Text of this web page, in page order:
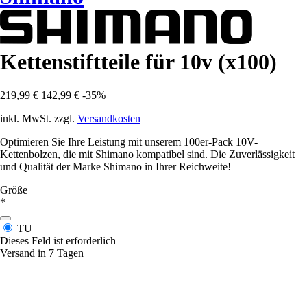
Kettenstiftteile für 10v (x100)
219,99 € 142,99 € -35%
inkl. MwSt. zzgl. Versandkosten
Optimieren Sie Ihre Leistung mit unserem 100er-Pack 10V-
Kettenbolzen, die mit Shimano kompatibel sind. Die Zuverlässigkeit
und Qualität der Marke Shimano in Ihrer Reichweite!
Größe
*
TU
Dieses Feld ist erforderlich
Versand in 7 Tagen